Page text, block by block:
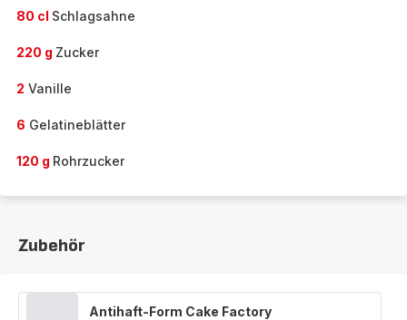
80 cl Schlagsahne
220 g Zucker
2 Vanille
6 Gelatineblätter
120 g Rohrzucker
Zubehör
Antihaft-Form Cake Factory